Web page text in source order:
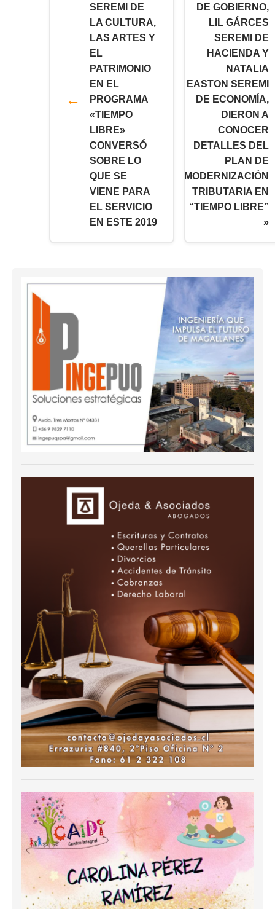
SEREMI DE
LA CULTURA,
LAS ARTES Y
EL
PATRIMONIO
EN EL
PROGRAMA
«TIEMPO
LIBRE»
CONVERSÓ
SOBRE LO
QUE SE
VIENE PARA
EL SERVICIO
EN ESTE 2019
DE GOBIERNO,
LIL GÁRCES
SEREMI DE
HACIENDA Y
NATALIA
EASTON SEREMI
DE ECONOMÍA,
DIERON A
CONOCER
DETALLES DEL
PLAN DE
MODERNIZACIÓN
TRIBUTARIA EN
“TIEMPO LIBRE”
»